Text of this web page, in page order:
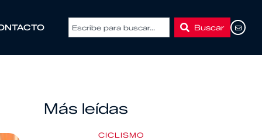
Buscar
Más leídas
CICLISMO